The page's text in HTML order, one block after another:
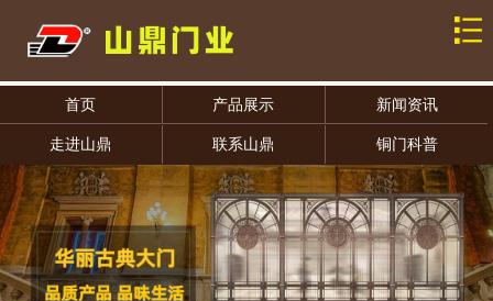
首页 产品展示 新闻资讯
走进山鼎 联系山鼎 铜门科普